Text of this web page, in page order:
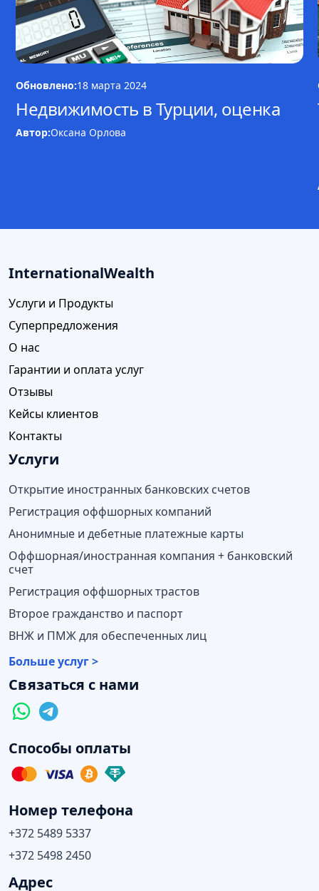
Обновлено:18 марта 2024
Недвижимость в Турции, оценка
Автор:Оксана Орлова
InternationalWealth
Услуги и Продукты
Суперпредложения
О нас
Гарантии и оплата услуг
Отзывы
Кейсы клиентов
Контакты
Услуги
Открытие иностранных банковских счетов
Регистрация оффшорных компаний
Анонимные и дебетные платежные карты
Оффшорная/иностранная компания + банковский
счет
Регистрация оффшорных трастов
Второе гражданство и паспорт
ВНЖ и ПМЖ для обеспеченных лиц
Больше услуг >
Связаться с нами
Способы оплаты
Номер телефона
+372 5489 5337
+372 5498 2450
Адрес